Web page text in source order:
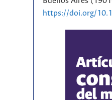
https://doi.org/